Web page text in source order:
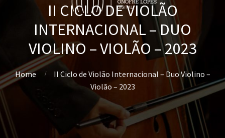
II CICLO DE VIOLÃO
INTERNACIONAL – DUO
VIOLINO – VIOLÃO – 2023
Home
II Ciclo de Violão Internacional – Duo Violino –
Violão – 2023